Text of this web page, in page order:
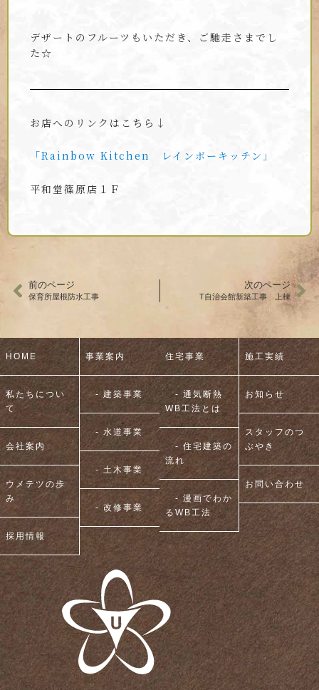
デザートのフルーツもいただき、ご馳走さまでし
た☆
お店へのリンクはこちら↓
「Rainbow Kitchen レインボーキッチン」
平和堂篠原店１Ｆ
前のページ
保育所屋根防水工事
次のページ
T自治会館新築工事 上棟
HOME
私たちについ
て
会社案内
ウメテツの歩
み
採用情報
事業案内
- 建築事業
- 水道事業
- 土木事業
- 改修事業
住宅事業
- 通気断熱
WB工法とは
- 住宅建築の
流れ
- 漫画でわか
るWB工法
施工実績
お知らせ
スタッフのつ
ぶやき
お問い合わせ